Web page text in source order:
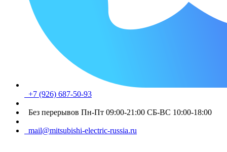
+7 (926) 687-50-93
Без перерывов Пн-Пт 09:00-21:00 СБ-ВС 10:00-18:00
mail@mitsubishi-electric-russia.ru